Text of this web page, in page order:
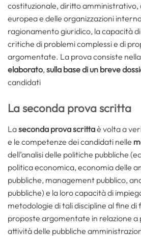
costituzionale, diritto amministrativo,
europea e delle organizzazioni
ragionamento giuridico, la capacità
critiche di problemi complessi e di
argomentate. La prova consiste nella
elaborato,sulla base di un breve
candidati
La seconda prova scritta
Laseconda prova scrittaè volta a
e le competenze dei candidati nelle
dell’analisi delle politiche pubbliche
politica economica, economia delle
pubbliche, management pubblico,
pubbliche) e la loro capacità di
metodologie di tali discipline al fine
proposte argomentate in relazione a
attività delle pubbliche